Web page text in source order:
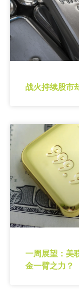
战火持续股市
一周展望：美
金一臂之力？